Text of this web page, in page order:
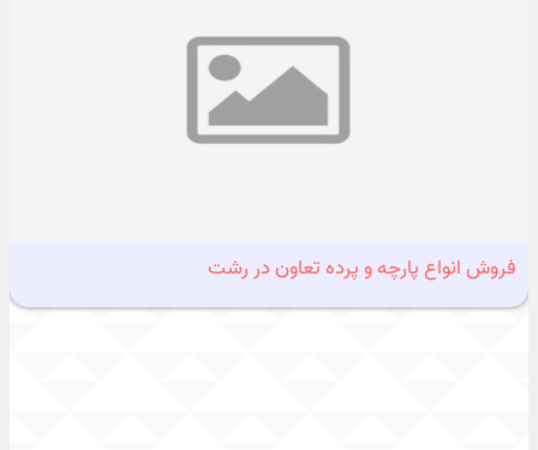
فروش انواع پارچه و پرده تعاون در رشت